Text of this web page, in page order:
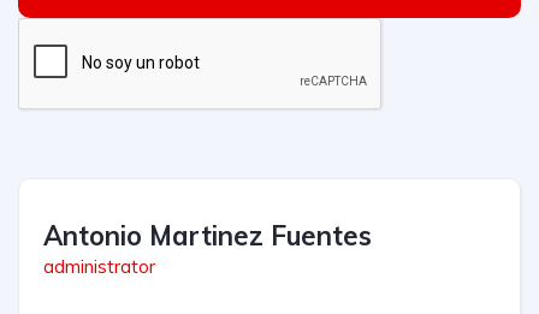
Antonio Martinez Fuentes
administrator